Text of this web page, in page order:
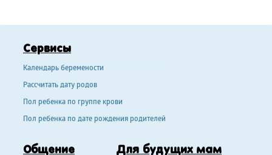
Сервисы
Календарь беремености
Рассчитать дату родов
Пол ребенка по группе крови
Пол ребенка по дате рождения родителей
Общение Для будущих мам